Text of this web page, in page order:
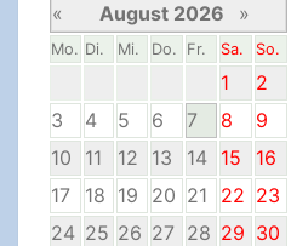
« August 2026 »
Mo. Di. Mi. Do. Fr. Sa. So.
1
2
3
4 5 6 7 8
9
10
11 12 13 14 15
16
17
18 19 20 21 22 23
24 25 26 27 28 29 30